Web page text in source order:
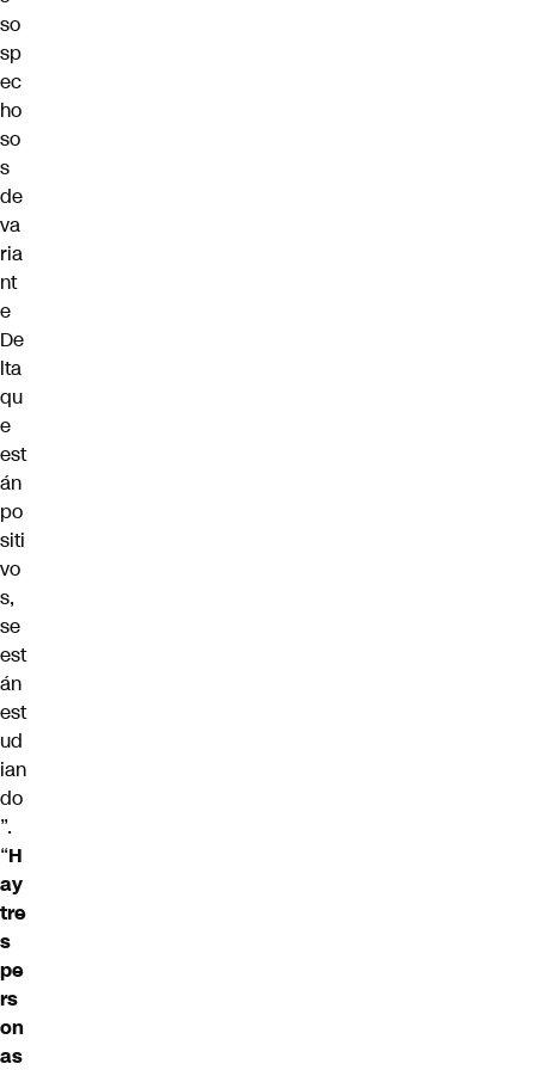
so
sp
ec
ho
so
s
de
va
ria
nt
e
De
lta
qu
e
est
án
po
siti
vo
s,
se
est
án
est
ud
ian
do
”.
“H
ay
tre
s
pe
rs
on
as